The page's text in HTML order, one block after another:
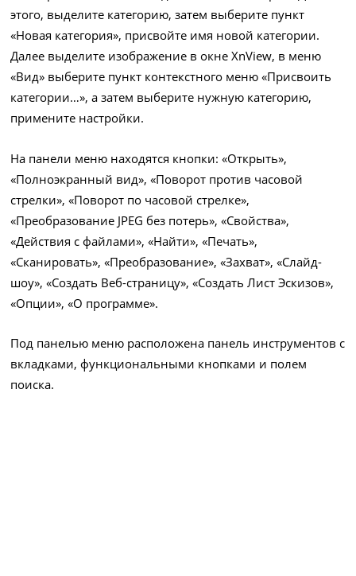
этого, выделите категорию, затем выберите пункт
«Новая категория», присвойте имя новой категории.
Далее выделите изображение в окне XnView, в меню
«Вид» выберите пункт контекстного меню «Присвоить
категории…», а затем выберите нужную категорию,
примените настройки.
На панели меню находятся кнопки: «Открыть»,
«Полноэкранный вид», «Поворот против часовой
стрелки», «Поворот по часовой стрелке»,
«Преобразование JPEG без потерь», «Свойства»,
«Действия с файлами», «Найти», «Печать»,
«Сканировать», «Преобразование», «Захват», «Слайд-
шоу», «Создать Веб-страницу», «Создать Лист Эскизов»,
«Опции», «О программе».
Под панелью меню расположена панель инструментов с
вкладками, функциональными кнопками и полем
поиска.